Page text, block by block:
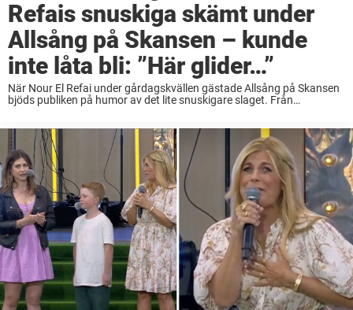
Refais snuskiga skämt under
Allsång på Skansen – kunde
inte låta bli: ”Här glider…”
När Nour El Refai under gårdagskvällen gästade Allsång på Skansen
bjöds publiken på humor av det lite snuskigare slaget. Från